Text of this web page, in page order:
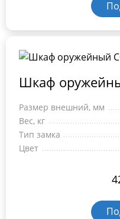
Шкаф
Размер внешний, мм
Вес, кг
Тип замка
Цвет